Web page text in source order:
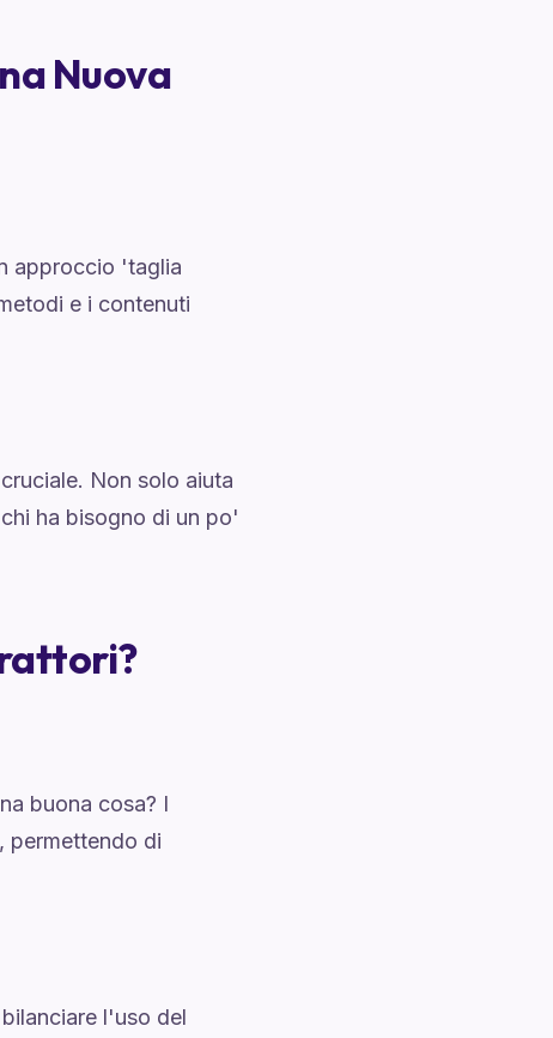
Nuova
approccio 'taglia
e i contenuti
Non solo aiuta
ha bisogno di un po'
buona cosa? I
permettendo di
l'uso del